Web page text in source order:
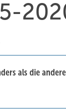
als die an